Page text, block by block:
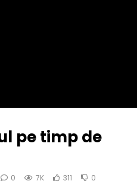
pe timp de
0 7K 311 0